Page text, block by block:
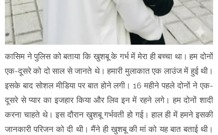
कासिम ने पुलिस को बताया कि खुशबू के गर्भ में मेरा ही बच्चा था। हम दोनों
एक-दूसरे को दो साल से जानते थे। हमारी मुलाकात एक लाउंज में हुई थी।
इसके बाद सोशल मीडिया पर बात होने लगी। 16 महीने पहले दोनों ने एक-
दूसरे से प्यार का इजहार किया और लिव इन में रहने लगे। हम दोनों शादी
करना चाहते थे। इस दौरान खुशबू गर्भवती हो गई। हाल ही में हमने इसकी
जानकारी परिजन को दी थी। मैंने ही खुशबू की मां को यह बात बताई थी।